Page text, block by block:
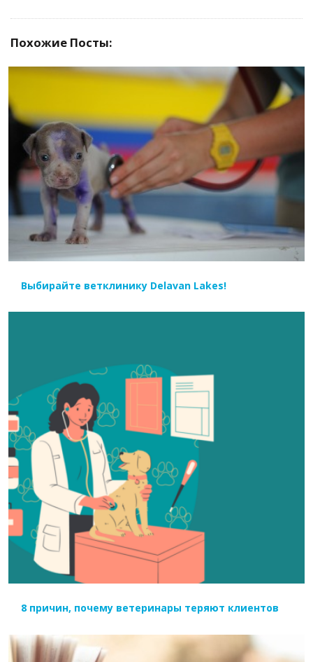
Похожие Посты:
ЧИТАТЬ ДАЛЕЕ
Выбирайте ветклинику Delavan Lakes!
ЧИТАТЬ ДАЛЕЕ
8 причин, почему ветеринары теряют клиентов